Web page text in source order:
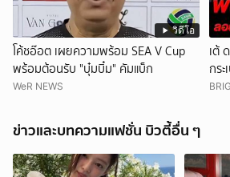
วิดีโอ
โค้ชอ๊อต เผยความพร้อม SEA V Cup
พร้อมต้อนรับ "บุ๋มบิ๋ม" คัมแบ็ก
WeR NEWS
เต้
กร
พร
ข่าวและบทความแฟชั่น บิวตี้อื่น ๆ